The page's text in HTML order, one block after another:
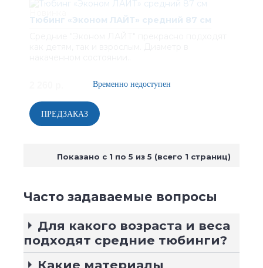
Тюбинг «Эконом ЛАЙТ» средний 87 см
Показано с 1 по 5 из 5 (всего 1 страниц)
Часто задаваемые вопросы
Для какого возраста и веса
подходят средние тюбинги?
Какие материалы